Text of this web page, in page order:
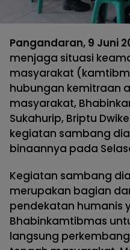
Pangandaran, 9 Juni
menjaga situasi
masyarakat
hubungan kemitraan
masyarakat,
Sukahurip, Briptu
kegiatan sambang
binaannya pada
Kegiatan sambang
merupakan bagian
pendekatan humanis
Bhabinkamtibmas
langsung